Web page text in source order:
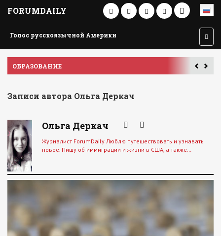
FORUMDAILY
Голос русскоязычной Америки
ОБРАЗОВАНИЕ
Записи автора Ольга Деркач
Ольга Деркач
Журналист ForumDaily Люблю путешествовать и узнавать
новое. Пишу об иммиграции и жизни в США, а также…